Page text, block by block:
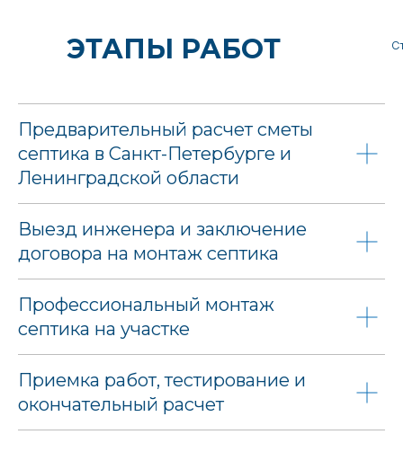
ЭТАПЫ РАБОТ
Предварительный расчет сметы
септика в Санкт-Петербурге и
Ленинградской области
Выезд инженера и заключение
договора на монтаж септика
Профессиональный монтаж
септика на участке
Приемка работ, тестирование и
окончательный расчет